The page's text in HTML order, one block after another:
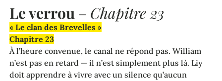
Le verrou – Chapitre 23
« Le clan des Brevelles »
Chapitre 23
À l’heure convenue, le canal ne répond pas. William
n’est pas en retard — il n’est simplement plus là. Liy
doit apprendre à vivre avec un silence qu’aucun